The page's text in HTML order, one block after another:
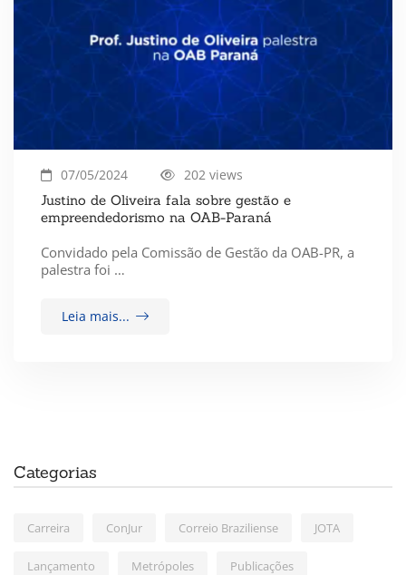
07/05/2024
202 views
Justino de Oliveira fala sobre gestão e
empreendedorismo na OAB-Paraná
Convidado pela Comissão de Gestão da OAB-PR, a
palestra foi …
Leia mais...
Categorias
Carreira ConJur Correio Braziliense JOTA
Lançamento Metrópoles Publicações